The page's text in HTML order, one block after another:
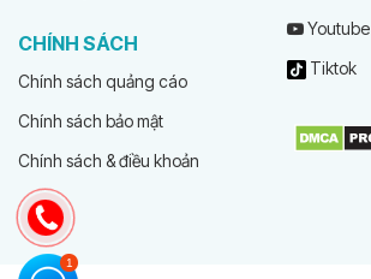
CHÍNH SÁCH
Chính sách quảng cáo
Chính sách bảo mật
Chính sách & điều khoản
Youtube
Tiktok